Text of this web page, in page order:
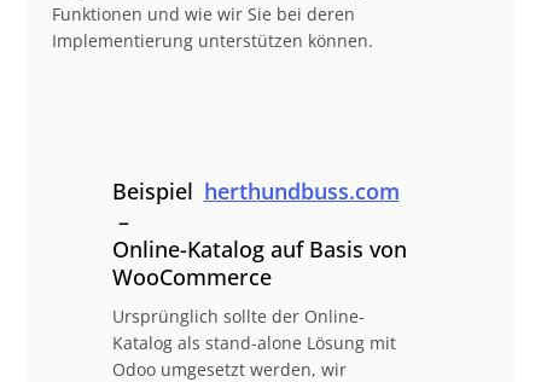
Funktionen und wie wir Sie bei deren
Implementierung unterstützen können.
Beispiel herthundbuss.com
–
Online-Katalog auf Basis von
WooCommerce
Ursprünglich sollte der Online-
Katalog als stand-alone Lösung mit
Odoo umgesetzt werden, wir